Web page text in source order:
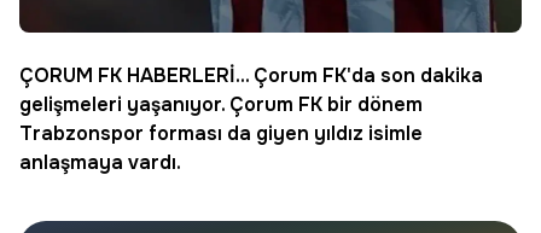
ÇORUM FK HABERLERİ... Çorum FK'da son dakika
gelişmeleri yaşanıyor. Çorum FK bir dönem
Trabzonspor forması da giyen yıldız isimle
anlaşmaya vardı.